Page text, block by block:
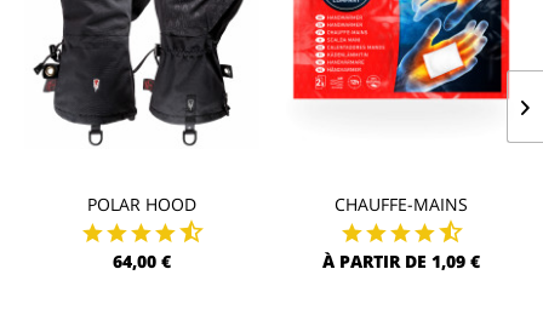
POLAR HOOD
64,00 €
CHAUFFE-MAINS
À PARTIR DE 1,09 €